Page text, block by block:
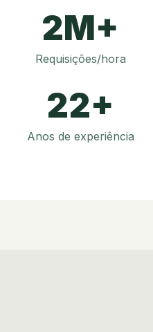
2M+
Requisições/hora
22+
Anos de experiência